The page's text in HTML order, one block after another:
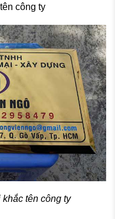
công ty
tên công ty